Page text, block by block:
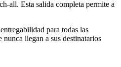
all. Esta salida completa permite a
para todas las
llegan a sus destinatarios